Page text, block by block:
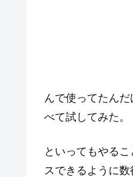
んで使ってたん
べて試してみた。
といってもやる
スできるように数